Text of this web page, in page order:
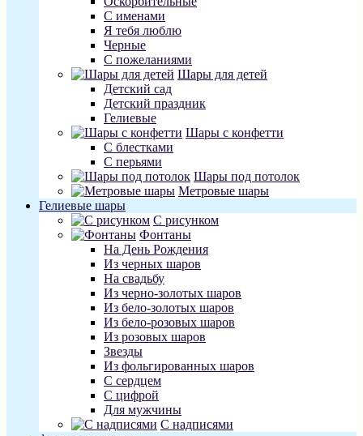
С именами
Я тебя люблю
Черные
С пожеланиями
Шары для детей
Детский сад
Детский праздник
Гелиевые
Шары с конфетти
С блестками
С перьями
Шары под потолок
Метровые шары
Гелиевые шары
С рисунком
Фонтаны
На День Рождения
Из черных шаров
На свадьбу
Из черно-золотых шаров
Из бело-золотых шаров
Из бело-розовых шаров
Из розовых шаров
Звезды
Из фольгированных шаров
С сердцем
С цифрой
Для мужчины
С надписями